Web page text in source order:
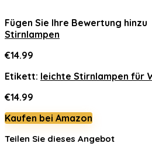
Fügen Sie Ihre Bewertung hinzu
Stirnlampen
€14.99
Etikett: leichte Stirnlampen für
€14.99
Kaufen bei Amazon
Teilen Sie dieses Angebot